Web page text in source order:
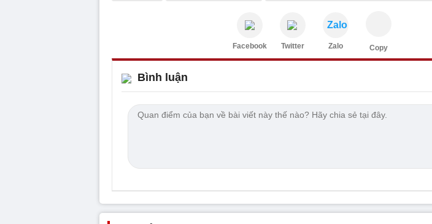
Facebook Twitter
Zalo
Zalo Copy
Bình luận